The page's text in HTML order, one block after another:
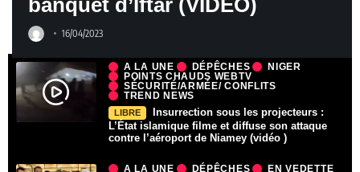
16/04/2023
A LA UNE DÉPÊCHES
NIGER
POINTS CHAUDS WEBTV
SÉCURITÉ/ARMÉE/ CONFLITS
TREND NEWS
LIBRE
Insurrection sous les projecteurs :
L’État islamique filme et diffuse son attaque
contre l’aéroport de Niamey (vidéo )
A LA UNE DÉPÊCHES
EN VEDETTE